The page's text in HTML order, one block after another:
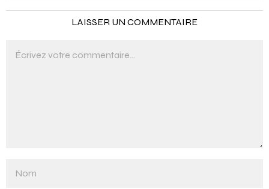
LAISSER UN COMMENTAIRE